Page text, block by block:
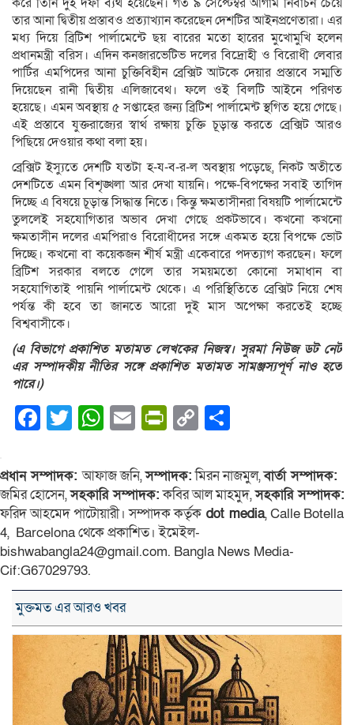
তার আনা দ্বিতীয় প্রস্তাবও প্রত্যাখ্যান করেছেন দেশটির আইনপ্রণেতারা। এর
মধ্য দিয়ে ব্রিটিশ পার্লামেন্টে ছয় বারের মতো হারের মুখোমুখি হলেন
প্রধানমন্ত্রী বরিস। এদিন কনজারভেটিভ দলের বিদ্রোহী ও বিরোধী লেবার
পার্টির এমপিদের আনা চুক্তিবিহীন ব্রেক্সিট আটকে দেয়ার প্রস্তাবে সম্মতি
দিয়েছেন রানী দ্বিতীয় এলিজাবেথ। ফলে ওই বিলটি আইনে পরিণত
হয়েছে। এমন অবস্থায় ৫ সপ্তাহের জন্য ব্রিটিশ পার্লামেন্ট স্থগিত হয়ে গেছে।
এই প্রস্তাবে যুক্তরাজ্যের স্বার্থ রক্ষায় চুক্তি চূড়ান্ত করতে ব্রেক্সিট আরও
পিছিয়ে দেওয়ার কথা বলা হয়।
ব্রেক্সিট ইস্যুতে দেশটি যতটা হ-য-ব-র-ল অবস্থায় পড়েছে, নিকট অতীতে
দেশটিতে এমন বিশৃঙ্খলা আর দেখা যায়নি। পক্ষে-বিপক্ষের সবাই তাগিদ
দিচ্ছে এ বিষয়ে চূড়ান্ত সিদ্ধান্ত নিতে। কিন্তু ক্ষমতাসীনরা বিষয়টি পার্লামেন্টে
তুললেই সহযোগিতার অভাব দেখা গেছে প্রকটভাবে। কখনো কখনো
ক্ষমতাসীন দলের এমপিরাও বিরোধীদের সঙ্গে একমত হয়ে বিপক্ষে ভোট
দিচ্ছে। কখনো বা কয়েকজন শীর্ষ মন্ত্রী একেবারে পদত্যাগ করছেন। ফলে
ব্রিটিশ সরকার বলতে গেলে তার সময়মতো কোনো সমাধান বা
সহযোগিতাই পায়নি পার্লামেন্ট থেকে। এ পরিস্থিতিতে ব্রেক্সিট নিয়ে শেষ
পর্যন্ত কী হবে তা জানতে আরো দুই মাস অপেক্ষা করতেই হচ্ছে
বিশ্ববাসীকে।
(এ বিভাগে প্রকাশিত মতামত লেখকের নিজস্ব। সুরমা নিউজ ডট নেট
এর সম্পাদকীয় নীতির সঙ্গে প্রকাশিত মতামত সামঞ্জস্যপূর্ণ নাও হতে
পারে।)
Facebook
Twitter
WhatsApp
EmailPrintFriendly
Copy
প্রধান সম্পাদক:আফাজ জনি,সম্পাদক:মিরন নাজমুল,বার্তা সম্পাদক:
জমির হোসেন,সহকারি সম্পাদক:কবির আল মাহমুদ,সহকারি সম্পাদক:
ফরিদ আহমেদ পাটোয়ারী। সম্পাদক কর্তৃক dot media, Calle Botella
4, Barcelona থেকে প্রকাশিত। ইমেইল-
bishwabangla24@gmail.com. Bangla News Media-
Cif:G67029793.
মুক্তমত এর আরও খবর